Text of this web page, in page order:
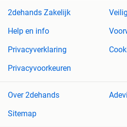
2dehands Zakelijk
Help en info
Privacyverklaring
Privacyvoorkeuren
Over 2dehands
Sitemap